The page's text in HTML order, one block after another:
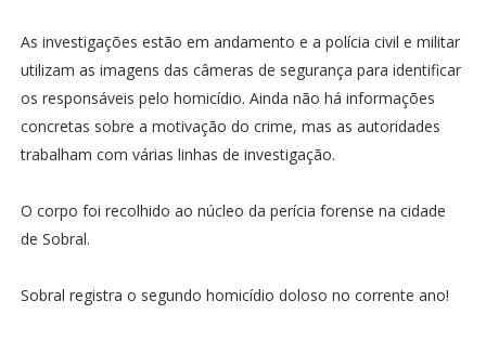
As investigações estão em andamento e a polícia civil e militar
utilizam as imagens das câmeras de segurança para identificar
os responsáveis pelo homicídio. Ainda não há informações
concretas sobre a motivação do crime, mas as autoridades
trabalham com várias linhas de investigação.
O corpo foi recolhido ao núcleo da perícia forense na cidade
de Sobral.
Sobral registra o segundo homicídio doloso no corrente ano!